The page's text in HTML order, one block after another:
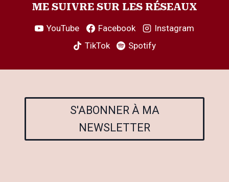
ME SUIVRE SUR LES RÉSEAUX
YouTube Facebook
Instagram
TikTok
Spotify
S'ABONNER À MA
NEWSLETTER